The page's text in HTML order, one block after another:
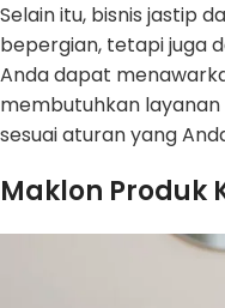
Selain itu, bisnis jastip
bepergian, tetapi juga
Anda dapat
membutuhkan
sesuai aturan yang
Maklon Produk